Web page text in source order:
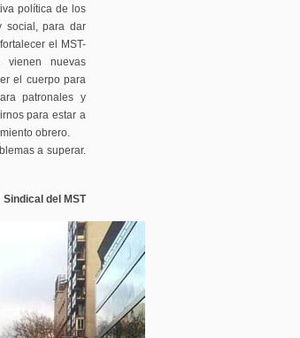
política de los
social, para dar
el MST-
nuevas
el cuerpo para
patronales y
para estar a
obrero.
a superar.
del MST